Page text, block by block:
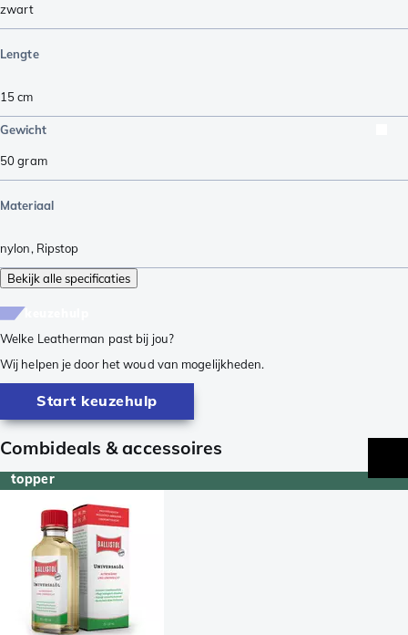
zwart
Lengte
15cm
Gewicht
50gram
Materiaal
nylon, Ripstop
Bekijk alle specificaties
Welke Leatherman past bij jou?
Wij helpen je door het woud van mogelijkheden.
Start keuzehulp
Combideals & accessoires
topper